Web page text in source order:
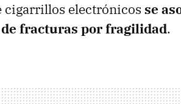
cigarrillos electrónicos se
fracturas por fragilidad.